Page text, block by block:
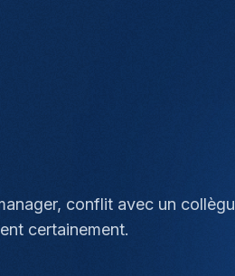
conflit avec un
certainement.